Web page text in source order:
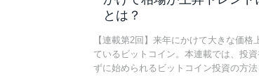
とは？
【連載第2回】来年にかけて大きな価格
ているビットコイン。本連載では、投
ずに始められるビットコイン投資の方法